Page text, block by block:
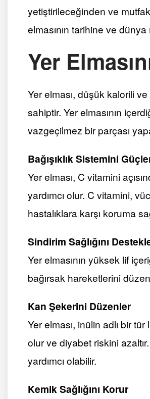
yetiştirileceğinden ve
elmasının tarihine ve
Yer
Yer elması, düşük kalorili ve
sahiptir. Yer elmasının
vazgeçilmez bir parçası
Bağışıklık Sistemini
Yer elması, C vitamini
yardımcı olur. C vitamini,
hastalıklara karşı koruma
Sindirim Sağlığını
Yer elmasının yüksek lif
bağırsak hareketlerini
Kan Şekerini Düzenler
Yer elması, inülin adlı bir
olur ve diyabet riskini
yardımcı olabilir.
Kemik Sağlığını Korur